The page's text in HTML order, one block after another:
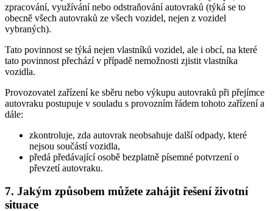
zpracování, využívání nebo odstraňování autovraků (týká se to
obecně všech autovraků ze všech vozidel, nejen z vozidel
vybraných).
Tato povinnost se týká nejen vlastníků vozidel, ale i obcí, na které
tato povinnost přechází v případě nemožnosti zjistit vlastníka
vozidla.
Provozovatel zařízení ke sběru nebo výkupu autovraků při přejímce
autovraku postupuje v souladu s provozním řádem tohoto zařízení a
dále:
zkontroluje, zda autovrak neobsahuje další odpady, které
nejsou součástí vozidla,
předá předávající osobě bezplatně písemné potvrzení o
převzetí autovraku.
7. Jakým způsobem můžete zahájit řešení životní
situace